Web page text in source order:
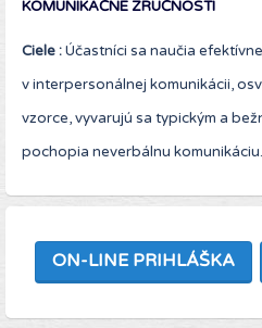
KOMUNIKAČNÉ ZRUČNOSTI
Ciele :Účastníci sa naučia
v interpersonálnej komunikácii,
vzorce, vyvarujú sa typickým a
pochopia neverbálnu komunikáciu.
ON-LINE PRIHLÁŠKA